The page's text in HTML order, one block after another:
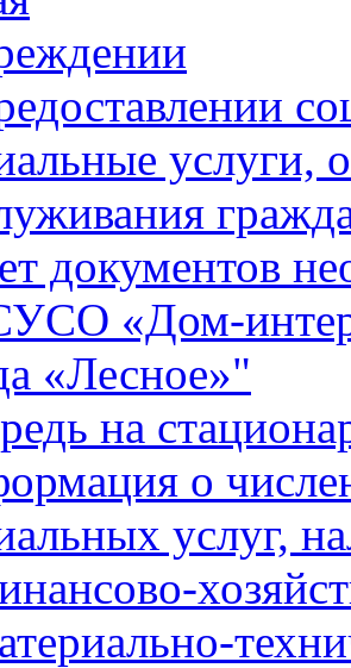
услуги,
документов
«Дом-
«Лесное»"
на
о
услуг,